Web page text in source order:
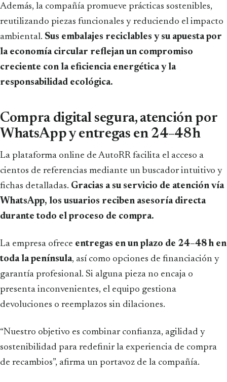
Además, la compañía promueve prácticas sostenibles,
reutilizando piezas funcionales y reduciendo el impacto
ambiental. Sus embalajes reciclables y su apuesta por
la economía circular reflejan un compromiso
creciente con la eficiencia energética y la
responsabilidad ecológica.
Compra digital segura, atención por
WhatsApp y entregas en 24–48 h
La plataforma online de AutoRR facilita el acceso a
cientos de referencias mediante un buscador intuitivo y
fichas detalladas. Gracias a su servicio de atención vía
WhatsApp, los usuarios reciben asesoría directa
durante todo el proceso de compra.
La empresa ofrece entregas en un plazo de 24–48 h en
toda la península, así como opciones de financiación y
garantía profesional. Si alguna pieza no encaja o
presenta inconvenientes, el equipo gestiona
devoluciones o reemplazos sin dilaciones.
“Nuestro objetivo es combinar confianza, agilidad y
sostenibilidad para redefinir la experiencia de compra
de recambios”, afirma un portavoz de la compañía.